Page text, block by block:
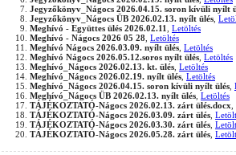
Jegyzőkönyv_Nágocs 2026.04.15. soron kívüli nyílt
Jegyzőkönyv_Nágocs ÜB 2026.02.13. nyílt ülés
Meghívó - Együttes ülés 2026.02.11
Letöltés
Meghívó - Nágocs 2026 05 28 Letöltés
Meghívó Nágocs 2026.03.09. nyílt ülés Letöltés
Meghívó Nágocs 2026.05.12.soros nyílt ülés Letöltés
Meghívó_Nágocs 2026.02.13. kt. ülés Letöltés
Meghívó_Nágocs 2026.02.19. nyílt ülés Letöltés
Meghívó_Nágocs 2026.04.15. soron kívüli nyílt ülés
Meghívó_Nágocs ÜB 2026.02.13. nyílt ülés Letöltés
TÁJÉKOZTATÓ-Nágocs 2026.02.13. zárt ülés.docx
TÁJÉKOZTATÓ-Nágocs 2026.03.09. zárt ülés
TÁJÉKOZTATÓ-Nágocs 2026.03.30. zárt ülés
TÁJÉKOZTATÓ-Nágocs 2026.05.28. zárt ülés